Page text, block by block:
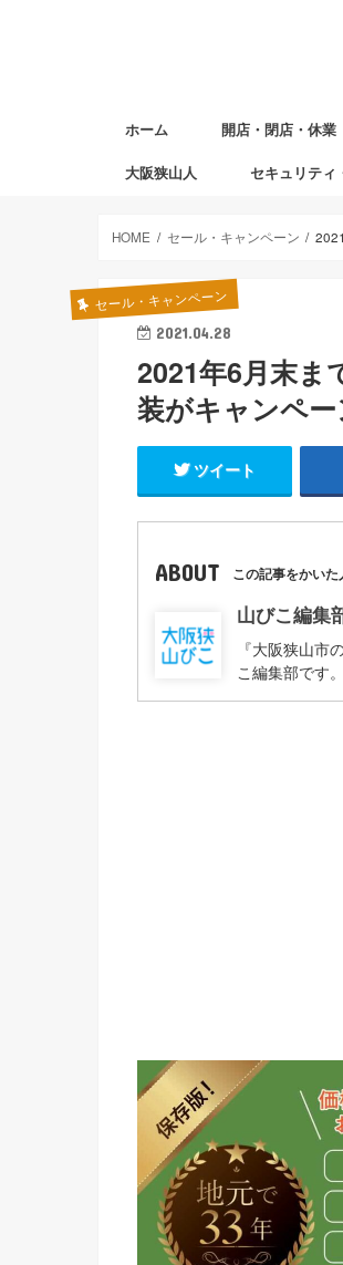
ホーム 開店・閉店・休業
大阪狭山人 セキュリティ
HOME セール・キャンペーン
セール・キャンペーン
2021.04.28
2021年6月末ま
装がキャンペー
ツイート
ABOUT この記事をかいた
山びこ編集
『大阪狭山市
こ編集部です。